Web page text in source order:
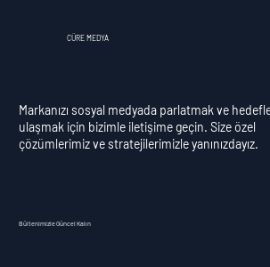
CÜRE MEDYA
Markanızı sosyal medyada parlatmak ve
ulaşmak için bizimle iletişime geçin. Size özel
çözümlerimiz ve stratejilerimizle yanınızdayız.
Bültenimizle Güncel Kalın